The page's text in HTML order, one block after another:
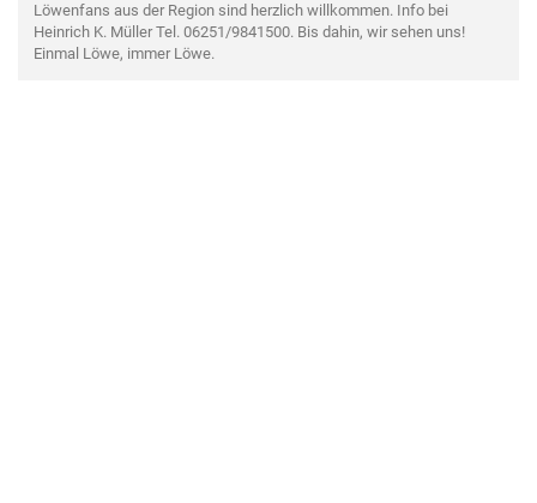
Löwenfans aus der Region sind herzlich willkommen. Info bei
Heinrich K. Müller Tel. 06251/9841500. Bis dahin, wir sehen uns!
Einmal Löwe, immer Löwe.